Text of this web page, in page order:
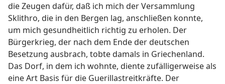
die Zeugen dafür, daß ich mich der Versammlung
Sklithro, die in den Bergen lag, anschließen konnte,
um mich gesundheitlich richtig zu erholen. Der
Bürgerkrieg, der nach dem Ende der deutschen
Besetzung ausbrach, tobte damals in Griechenland.
Das Dorf, in dem ich wohnte, diente zufälligerweise als
eine Art Basis für die Guerillastreitkräfte. Der